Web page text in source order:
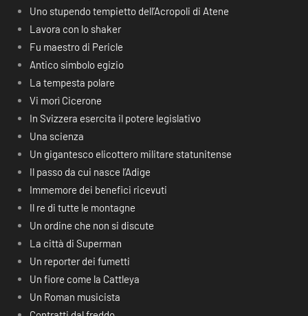
Uno stupendo tempietto dell’Acropoli di Atene
Lavora con lo shaker
Fu maestro di Pericle
Antico simbolo egizio
La tempesta polare
Vi morì Cicerone
In Svizzera esercita il potere legislativo
Una scienza
Un gigantesco elicottero militare statunitense
Il passo da cui nasce l’Adige
Immemore dei benefici ricevuti
Il re di tutte le montagne
Un ordine che non si discute
La città di Superman
Un reporter dei fumetti
Un fiore come la Cattleya
Un Roman musicista